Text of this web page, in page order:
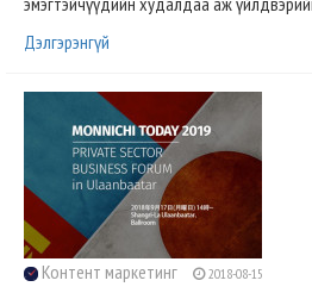
Дэлгэрэнгүй
Контент маркетинг 2018-08-15